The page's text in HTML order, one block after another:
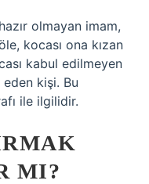
olmayan imam,
kocası ona kızan
kabul edilmeyen
eden kişi. Bu
ile ilgilidir.
MI?